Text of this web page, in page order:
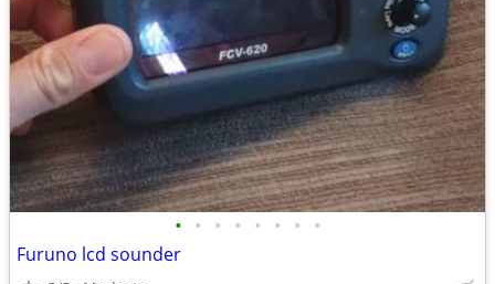
• • • • • • • •
Furuno lcd sounder